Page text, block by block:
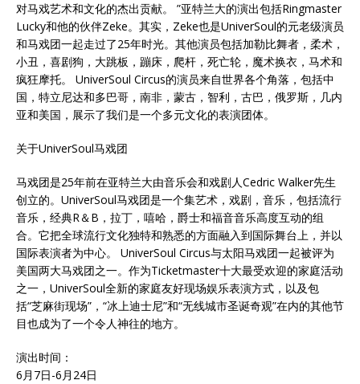
对马戏艺术和文化的杰出贡献。 ”亚特兰大的演出包括Ringmaster
Lucky和他的伙伴Zeke。其实，Zeke也是UniverSoul的元老级演员
和马戏团一起走过了25年时光。其他演员包括加勒比舞者，柔术，
小丑，喜剧狗，大跳板，蹦床，爬杆，死亡轮，魔术换衣，马术和
疯狂摩托。 UniverSoul Circus的演员来自世界各个角落，包括中
国，特立尼达和多巴哥，南非，蒙古，智利，古巴，俄罗斯，几内
亚和美国，展示了我们是一个多元文化的表演团体。
关于UniverSoul马戏团
马戏团是25年前在亚特兰大由音乐会和戏剧人Cedric Walker先生
创立的。UniverSoul马戏团是一个集艺术，戏剧，音乐，包括流行
音乐，经典R＆B，拉丁，嘻哈，爵士和福音音乐高度互动的组
合。它把全球流行文化独特和熟悉的方面融入到国际舞台上，并以
国际表演者为中心。 UniverSoul Circus与太阳马戏团一起被评为
美国两大马戏团之一。作为Ticketmaster十大最受欢迎的家庭活动
之一，UniverSoul全新的家庭友好现场娱乐表演方式，以及包
括“芝麻街现场”，“冰上迪士尼”和“无线城市圣诞奇观”在内的其他节
目也成为了一个令人神往的地方。
演出时间：
6月7日-6月24日